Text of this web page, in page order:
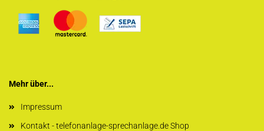
Mehr über...
Impressum
Kontakt - telefonanlage-sprechanlage.de Shop